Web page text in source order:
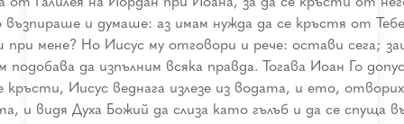
възпираше и думаше: аз имам нужда да се кръстя от
при мене? Но Иисус му отговори и рече: остави сега;
подобава да изпълним всяка правда. Тогава Иоан Го
кръсти, Иисус веднага излезе из водата, и ето,
и видя Духа Божий да слиза като гълъб и да се спуща